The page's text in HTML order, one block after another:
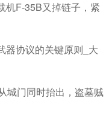
机F-35B又掉链子，紧
器协议的关键原则_大
城门同时抬出，盗墓贼